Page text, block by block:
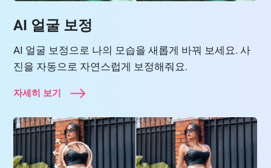
AI 얼굴 보정
AI 얼굴 보정으로 나의 모습을 새롭게 바꿔 보세요. 사
진을 자동으로 자연스럽게 보정해줘요.
자세히 보기